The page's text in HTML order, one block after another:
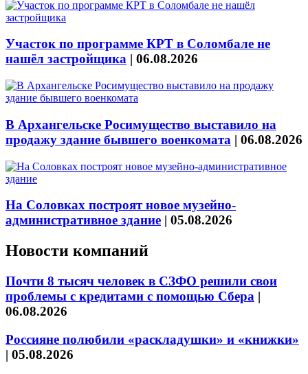
Участок по программе КРТ в Соломбале не
нашёл застройщика | 06.08.2026
В Архангельске Росимущество выставило на
продажу здание бывшего военкомата | 06.08.2026
На Соловках построят новое музейно-
административное здание | 05.08.2026
Новости компаний
Почти 8 тысяч человек в СЗФО решили свои
проблемы с кредитами с помощью Сбера |
06.08.2026
Россияне полюбили «раскладушки» и «книжки»
| 05.08.2026